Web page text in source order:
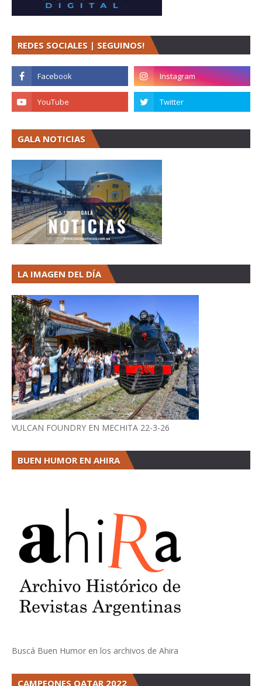
REDES SOCIALES | SEGUINOS!
GALA NOTICIAS
LA IMAGEN DEL DÍA
VULCAN FOUNDRY EN MECHITA 22-3-26
BUEN HUMOR EN AHIRA
Buscá Buen Humor en los archivos de Ahira
CAMPEONES QATAR 2022